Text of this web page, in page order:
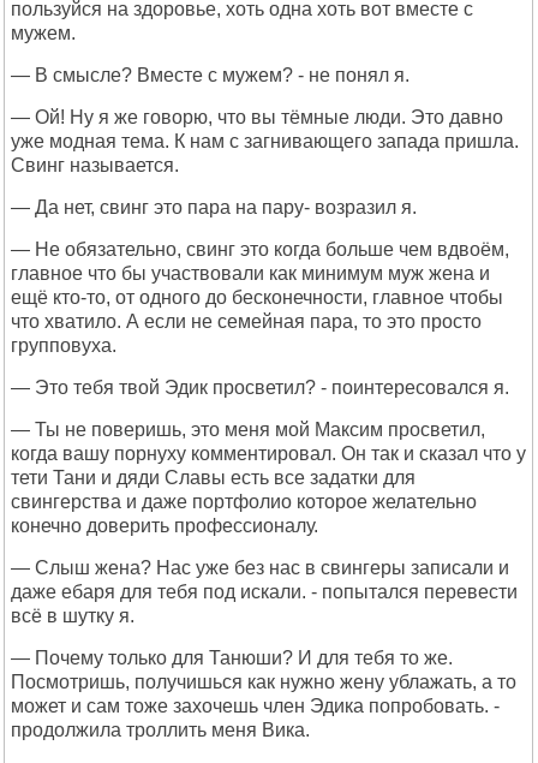
пользуйся на здоровье, хоть одна хоть вот вместе с
мужем.
— В смысле? Вместе с мужем? - не понял я.
— Ой! Ну я же говорю, что вы тёмные люди. Это давно
уже модная тема. К нам с загнивающего запада пришла.
Свинг называется.
— Да нет, свинг это пара на пару- возразил я.
— Не обязательно, свинг это когда больше чем вдвоём,
главное что бы участвовали как минимум муж жена и
ещё кто-то, от одного до бесконечности, главное чтобы
что хватило. А если не семейная пара, то это просто
групповуха.
— Это тебя твой Эдик просветил? - поинтересовался я.
— Ты не поверишь, это меня мой Максим просветил,
когда вашу порнуху комментировал. Он так и сказал что у
тети Тани и дяди Славы есть все задатки для
свингерства и даже портфолио которое желательно
конечно доверить профессионалу.
— Слыш жена? Нас уже без нас в свингеры записали и
даже ебаря для тебя под искали. - попытался перевести
всё в шутку я.
— Почему только для Танюши? И для тебя то же.
Посмотришь, получишься как нужно жену ублажать, а то
может и сам тоже захочешь член Эдика попробовать. -
продолжила троллить меня Вика.